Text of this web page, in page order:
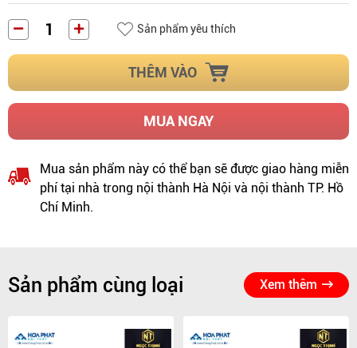
Sản phẩm yêu thích
THÊM VÀO
MUA NGAY
Mua sản phẩm này có thể bạn sẽ được giao hàng miễn
phí tại nhà trong nội thành Hà Nội và nội thành TP. Hồ
Chí Minh.
Sản phẩm cùng loại Xem thêm